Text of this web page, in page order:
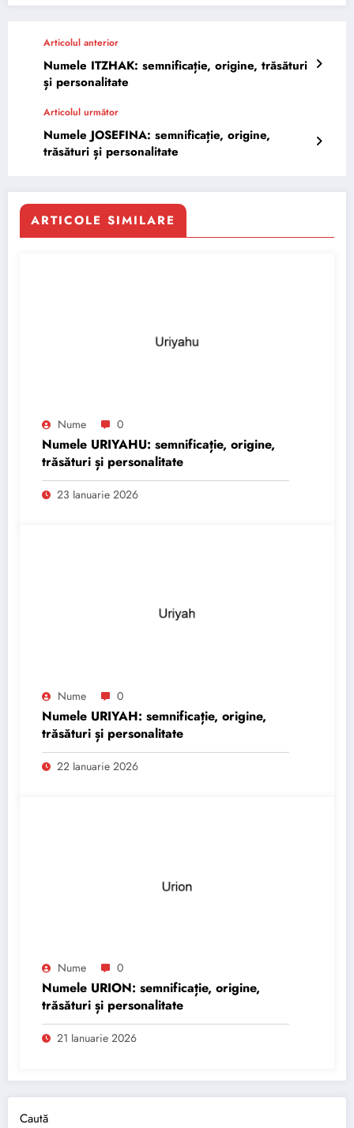
Articolul anterior
Numele ITZHAK: semnificație, origine, trăsături
și personalitate
Articolul următor
Numele JOSEFINA: semnificație, origine,
trăsături și personalitate
ARTICOLE SIMILARE
Nume 0
Numele URIYAHU: semnificație, origine,
trăsături și personalitate
23 Ianuarie 2026
Nume 0
Numele URIYAH: semnificație, origine,
trăsături și personalitate
22 Ianuarie 2026
Nume 0
Numele URION: semnificație, origine,
trăsături și personalitate
21 Ianuarie 2026
Caută